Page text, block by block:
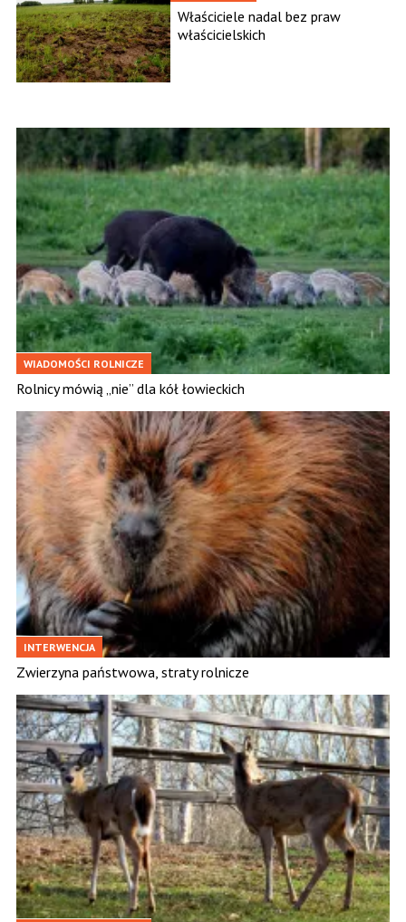
Właściciele nadal bez praw
właścicielskich
WIADOMOŚCI ROLNICZE
Rolnicy mówią „nie” dla kół łowieckich
INTERWENCJA
Zwierzyna państwowa, straty rolnicze